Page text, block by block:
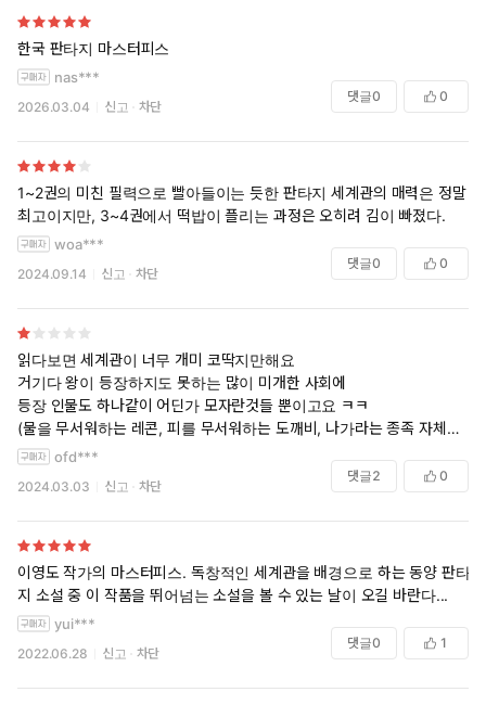
한국 판타지 마스터피스
nas***
2026.03.04 신고 차단
댓글0 0
1~2권의 미친 필력으로 빨아들이는 듯한 판타지 세계관의 매력은 정말
최고이지만, 3~4권에서 떡밥이 플리는 과정은 오히려 김이 빠졌다.
woa***
2024.09.14 신고 차단
댓글0 0
읽다보면 세계관이 너무 개미 코딱지만해요
거기다 왕이 등장하지도 못하는 많이 미개한 사회에
등장 인물도 하나같이 어딘가 모자란것들 뿐이고요 ㅋㅋ
(물을 무서워하는 레콘, 피를 무서워하는 도깨비, 나가라는 종족 자체를
혐오하고 잡아먹는 레이시트 길잡이는 남들이 하는 일반화는 못참는 내
로남불이고, 나가야 뭐 등신들로 나오니 굳이 말할 필요도 없겠네요)
ofd***
2024.03.03 신고 차단
댓글2 0
이영도 작가의 마스터피스. 독창적인 세계관을 배경으로 하는 동양 판타
지 소설 중 이 작품을 뛰어넘는 소설을 볼 수 있는 날이 오길 바란다...
yui***
2022.06.28 신고 차단
댓글0 1